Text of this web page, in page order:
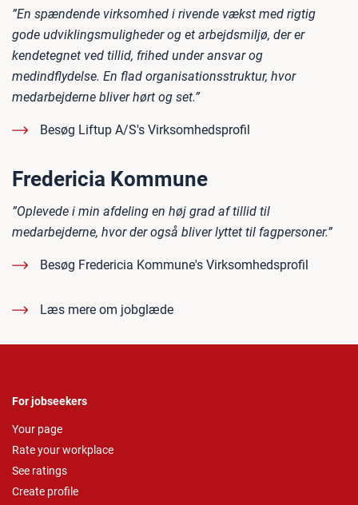
”En spændende virksomhed i rivende vækst med rigtig
gode udviklingsmuligheder og et arbejdsmiljø, der er
kendetegnet ved tillid, frihed under ansvar og
medindflydelse. En flad organisationsstruktur, hvor
medarbejderne bliver hørt og set.”
Besøg Liftup A/S's Virksomhedsprofil
Fredericia Kommune
”Oplevede i min afdeling en høj grad af tillid til
medarbejderne, hvor der også bliver lyttet til fagpersoner.”
Besøg Fredericia Kommune's Virksomhedsprofil
Læs mere om jobglæde
For jobseekers
Your page
Rate your workplace
See ratings
Create profile